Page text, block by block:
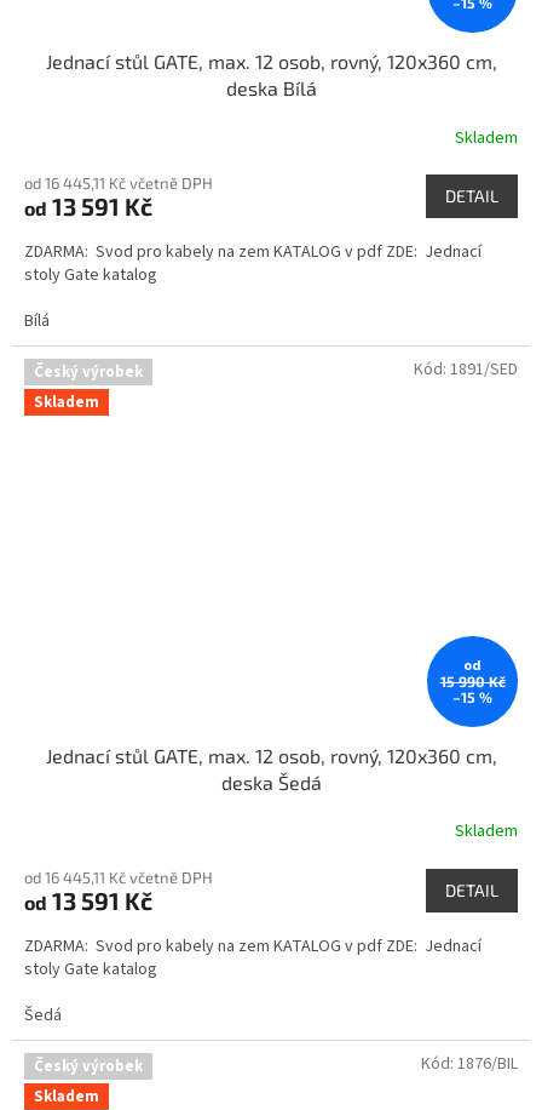
Jednací stůl GATE, max. 12 osob, rovný, 120x360 cm,
deska Bílá
Skladem
od 16 445,11 Kč včetně DPH
od 13 591 Kč DETAIL
ZDARMA: Svod pro kabely na zem KATALOG v pdf ZDE: Jednací
stoly Gate katalog
Bílá
Český výrobek
Skladem
od
15 990 Kč
–15 %
Jednací stůl GATE, max. 12 osob, rovný, 120x360 cm,
deska Šedá
Skladem
od 16 445,11 Kč včetně DPH
od 13 591 Kč DETAIL
ZDARMA: Svod pro kabely na zem KATALOG v pdf ZDE: Jednací
stoly Gate katalog
Šedá
Kód: 1891/SED
Český výrobek
Skladem
Kód: 1876/BIL